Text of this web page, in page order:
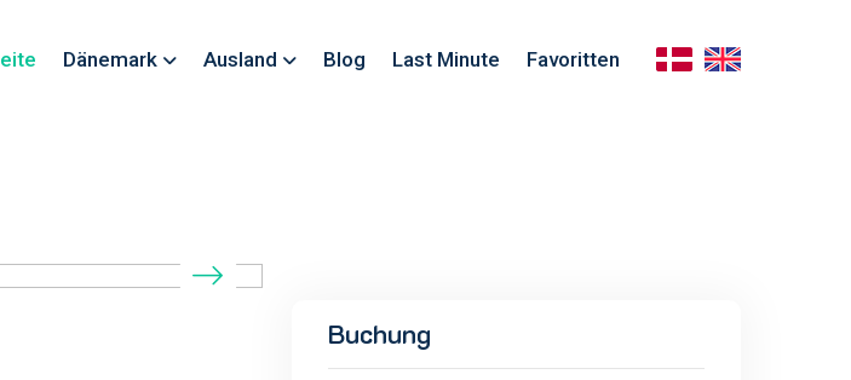
Dänemark Ausland Blog Last Minute Favoritten
Buchung